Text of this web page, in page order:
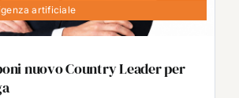
artificiale
nuovo Country Leader per